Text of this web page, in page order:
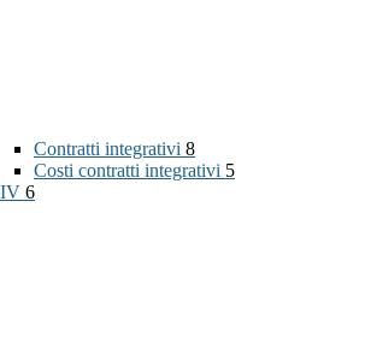
Contratti integrativi 8
Costi contratti integrativi 5
6